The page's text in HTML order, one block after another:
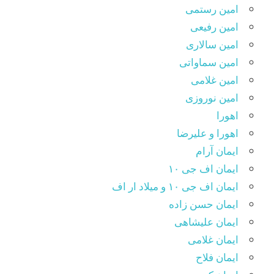
امین رستمی
امین رفیعی
امین سالاری
امین سماواتی
امین غلامی
امین نوروزی
اهورا
اهورا و علیرضا
ایمان آرام
ایمان اف جی ۱۰
ایمان اف جی ۱۰ و میلاد ار اف
ایمان حسن زاده
ایمان علیشاهی
ایمان غلامی
ایمان فلاح